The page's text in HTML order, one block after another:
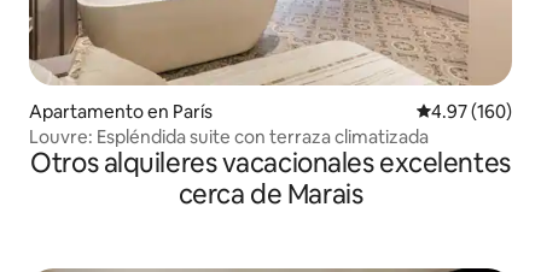
Apartamento en París Calificación
4.97 (160)
Louvre: Espléndida suite con terraza climatizada
Otros alquileres vacacionales excelentes
cerca de Marais